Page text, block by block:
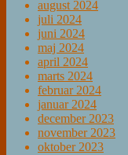
august 2024
juli 2024
juni 2024
maj 2024
april 2024
marts 2024
februar 2024
januar 2024
december 2023
november 2023
oktober 2023